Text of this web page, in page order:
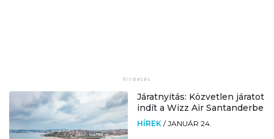
Járatnyitás: Közvetlen járatot
indít a Wizz Air Santanderbe
HÍREK /JANUÁR 24.